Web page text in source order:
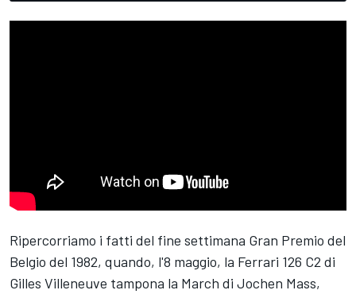
Ripercorriamo i fatti del fine settimana Gran Premio del
Belgio del 1982, quando, l'8 maggio, la Ferrari 126 C2 di
Gilles Villeneuve tampona la March di Jochen Mass,